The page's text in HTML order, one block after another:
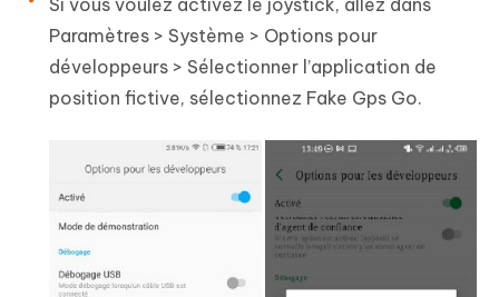
Paramètres > Système > Options pour
développeurs > Sélectionner l’application de
position fictive, sélectionnez Fake Gps Go.